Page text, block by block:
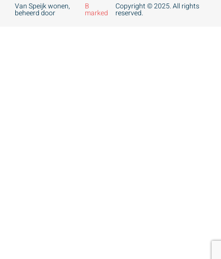
Van Speijk wonen,
beheerd door
B
marked
Copyright © 2025. All rights
reserved.